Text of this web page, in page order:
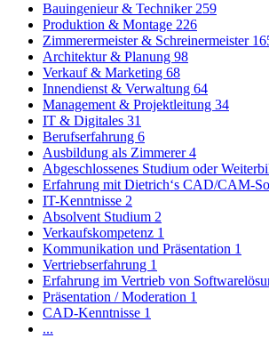
Bauingenieur & Techniker 259
Produktion & Montage 226
Zimmerermeister & Schreinermeister
Architektur & Planung 98
Verkauf & Marketing 68
Innendienst & Verwaltung 64
Management & Projektleitung 34
IT & Digitales 31
Berufserfahrung 6
Ausbildung als Zimmerer4
Abgeschlossenes Studium oder
Erfahrung mit Dietrich‘s CAD/CAM-
IT-Kenntnisse 2
Absolvent Studium 2
Verkaufskompetenz 1
Kommunikation und Präsentation 1
Vertriebserfahrung 1
Erfahrung im Vertrieb von
Präsentation / Moderation 1
CAD-Kenntnisse 1
...